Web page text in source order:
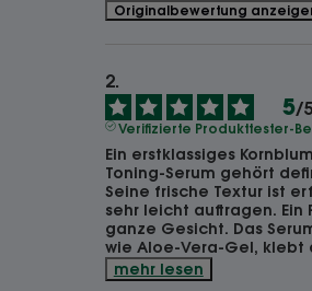
Originalbewertung
5/5
Verifizierte Produkttester-
Ein erstklassiges
Toning-Serum gehört
Seine frische Textur ist
sehr leicht auftragen.
ganze Gesicht. Das
wie Aloe-Vera-Gel, klebt
mehr lesen